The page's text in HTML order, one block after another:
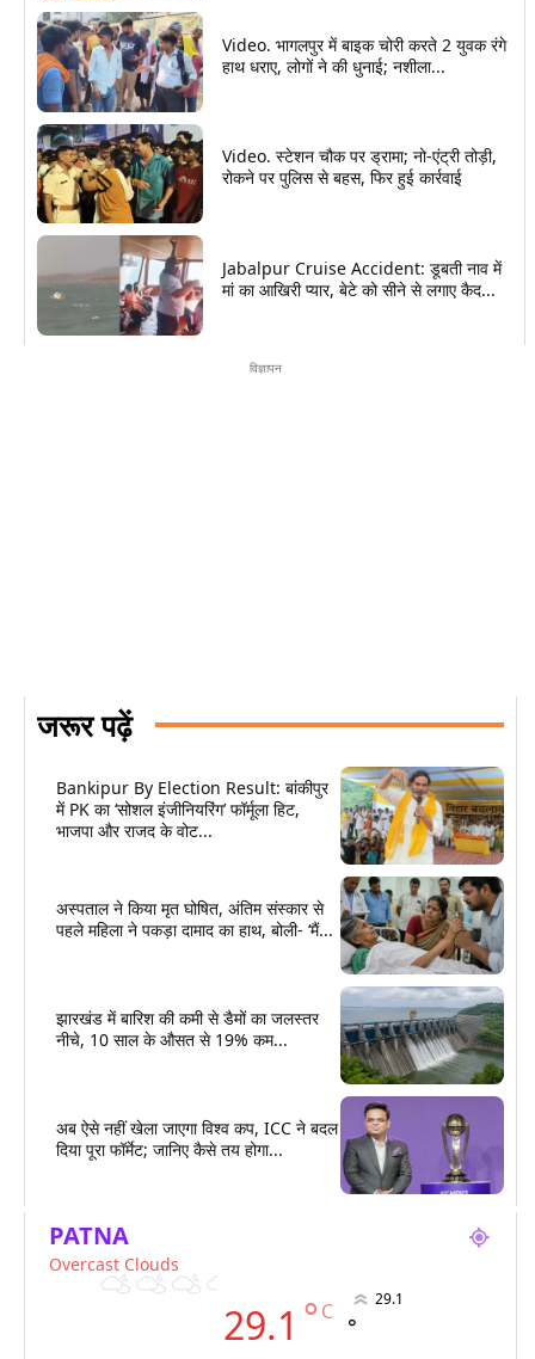
Video. भागलपुर में बाइक चोरी करते 2 युवक रंगे
हाथ धराए, लोगों ने की धुनाई; नशीला...
Video. स्टेशन चौक पर ड्रामा; नो-एंट्री तोड़ी,
रोकने पर पुलिस से बहस, फिर हुई कार्रवाई
Jabalpur Cruise Accident: डूबती नाव में
मां का आखिरी प्यार, बेटे को सीने से लगाए कैद...
विज्ञापन
जरूर पढ़ें
Bankipur By Election Result: बांकीपुर
में PK का ‘सोशल इंजीनियरिंग’ फॉर्मूला हिट,
भाजपा और राजद के वोट...
अस्पताल ने किया मृत घोषित, अंतिम संस्कार से
पहले महिला ने पकड़ा दामाद का हाथ, बोली- ‘मैं...
झारखंड में बारिश की कमी से डैमों का जलस्तर
नीचे, 10 साल के औसत से 19% कम...
अब ऐसे नहीं खेला जाएगा विश्व कप, ICC ने बदल
दिया पूरा फॉर्मेट; जानिए कैसे तय होगा...
PATNA
Overcast Clouds
29.1 ° C 29.1
°